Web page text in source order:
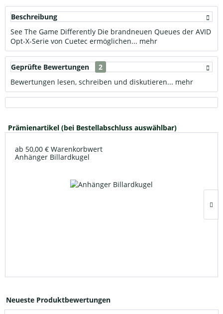
Beschreibung
See The Game Differently Die brandneuen Queues der AVID
Opt-X-Serie von Cuetec ermöglichen... mehr
Geprüfte Bewertungen
2
Bewertungen lesen, schreiben und diskutieren... mehr
Prämienartikel (bei Bestellabschluss auswählbar)
ab 50,00 € Warenkorbwert
Anhänger Billardkugel
Neueste Produktbewertungen